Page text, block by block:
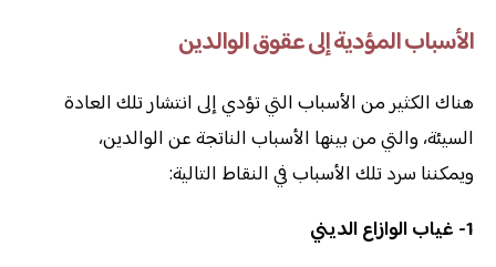
الأسباب المؤدية إلى عقوق الوالدين
هناك الكثير من الأسباب التي تؤدي إلى انتشار تلك العادة
السيئة، والتي من بينها الأسباب الناتجة عن الوالدين،
ويمكننا سرد تلك الأسباب في النقاط التالية:
1- غياب الوازاع الديني